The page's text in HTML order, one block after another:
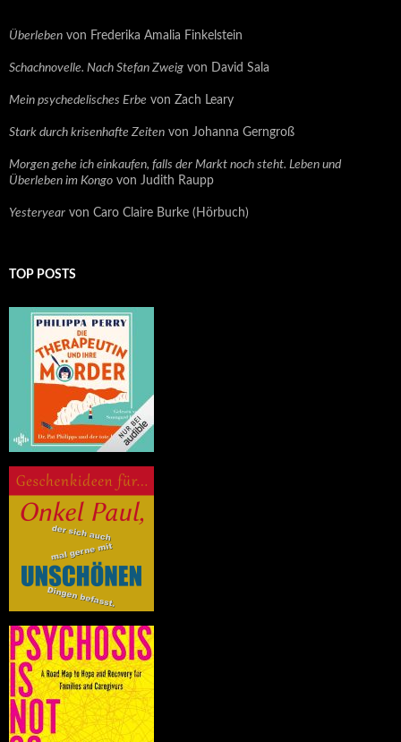
Überleben von Frederika Amalia Finkelstein
Schachnovelle. Nach Stefan Zweig von David Sala
Mein psychedelisches Erbe von Zach Leary
Stark durch krisenhafte Zeiten von Johanna Gerngroß
Morgen gehe ich einkaufen, falls der Markt noch steht. Leben und
Überleben im Kongo von Judith Raupp
Yesteryear von Caro Claire Burke (Hörbuch)
TOP POSTS